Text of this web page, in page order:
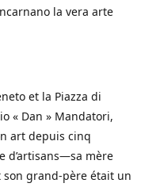
la vera arte
et la Piazza di
« Dan » Mandatori,
art depuis cinq
d’artisans—sa mère
son grand-père était un